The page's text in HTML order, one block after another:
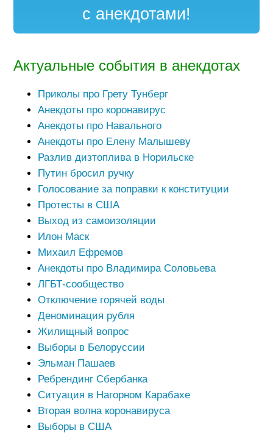
с анекдотами!
Актуальные события в анекдотах
Приколы про Грету Тунберг
Анекдоты про коронавирус
Анекдоты про Навального
Анекдоты про Елену Малышеву
Разлив дизтоплива в Норильске
Путин бросил ручку
Голосование за поправки к конституции
Протесты в США
Выход из самоизоляции
Илон Маск
Михаил Ефремов
Анекдоты про Владимира Соловьева
ЛГБТ-сообщество
Отключение горячей воды
Деноминация рубля
Жилищный вопрос
Выборы в Белоруссии
Эльман Пашаев
Ребрендинг Сбербанка
Ситуация в Нагорном Карабахе
Вторая волна коронавируса
Выборы в США